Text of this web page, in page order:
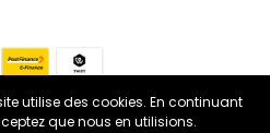
utilise des cookies. En continuant
que nous en utilisions.